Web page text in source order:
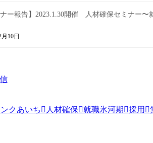
ナー報告】2023.1.30開催 人材確保セミナー
月10日
クあいち 人材確保 就職氷河期 採用